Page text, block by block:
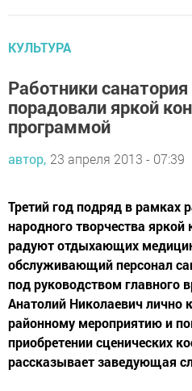
КУЛЬТУРА
Работники
порадовали яркой
программой
автор, 23 апреля 2013 - 07:39
Третий год подряд в рамках
народного творчества
радуют отдыхающих
обслуживающий персонал
под руководством главного
Анатолий Николаевич лично
районному мероприятию и
приобретении сценических
рассказывает заведующая